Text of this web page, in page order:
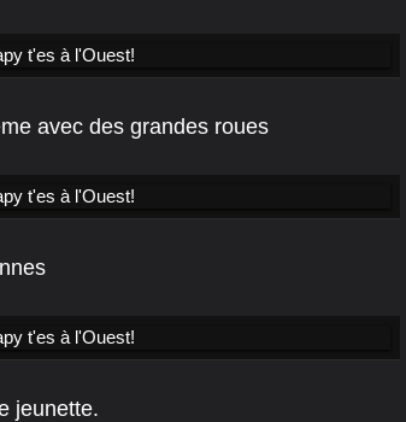
avec des grandes roues
jeunette.